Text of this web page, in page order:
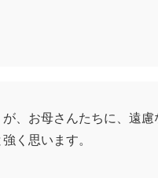
、お母さんたちに、遠慮
く思います。